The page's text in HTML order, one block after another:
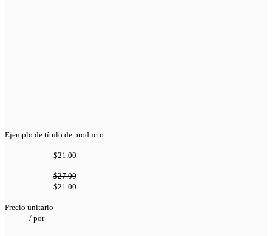
Ejemplo de título de producto
$21.00
$27.00
$21.00
Precio unitario
/ por